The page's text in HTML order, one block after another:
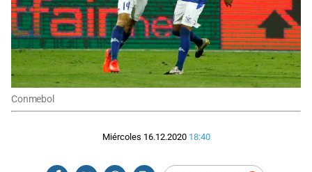
Conmebol
Miércoles 16.12.2020 18:40